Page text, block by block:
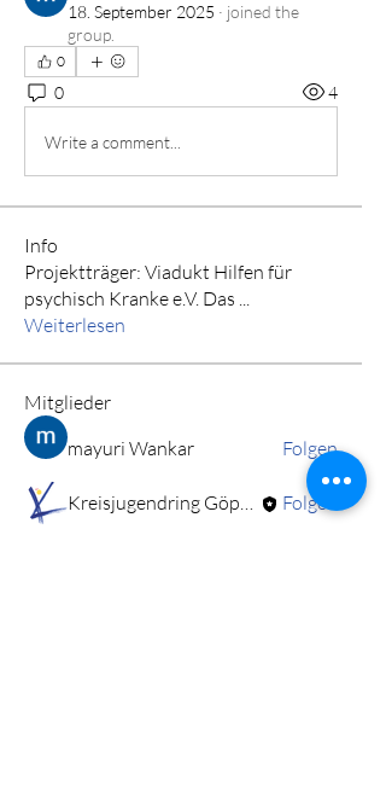
18. September 2025 · joined the
group.
0
0 4
Write a comment...
Info
Projektträger: Viadukt Hilfen für
psychisch Kranke e.V. Das ...
Weiterlesen
Mitglieder
mayuri Wankar
Folgen
Folgen